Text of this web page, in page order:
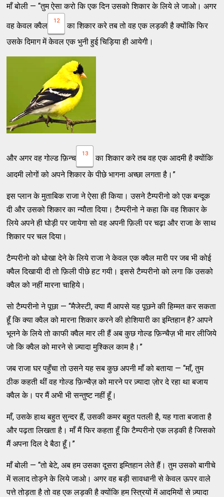
माँ बोली — “तुम ऐसा करो कि एक दिन उसको शिकार के लिये ले जाओ। अगर
वह केवल क्वैल
12
का शिकार करे तब तो वह एक लड़की है क्योंकि फिर
उसके दिमाग में केवल एक भुनी हुई चिड़िया ही आयेगी।
और अगर वह गोल्ड फ़िन्च
13
का शिकार करे तब वह एक आदमी है क्योंकि
आदमी लोगों को अपने शिकार के पीछे भागना अच्छा लगता है।”
इस प्लान के मुताबिक राजा ने ऐसा ही किया। उसने टैम्परीनो को एक बन्दूक
दी और उसको शिकार का न्यौता दिया। टैम्परीनो ने कहा कि वह शिकार के
लिये अपने ही घोड़ी पर जायेगा सो वह अपनी फ़िली पर चढ़ा और राजा के साथ
शिकार पर चल दिया।
टैम्परीनो को धोखा देने के लिये राजा ने केवल एक क्वैल मारी पर जब भी कोई
क्वैल दिखायी दी तो फ़िली पीछे हट गयी। इससे टैम्परीनो को लगा कि उसको
क्वैल को नहीं मारना चाहिये।
सो टैम्परीनो ने पूछा — “मैजेस्टी, क्या मैं आपसे यह पूछने की हिम्मत कर सकता
हूँ कि क्या क्वैल को मारना शिकार करने की होशियारी का इम्तिहान है? आपने
भूनने के लिये तो काफी क्वैल मार ली हैं अब कुछ गोल्ड फ़िन्चैज़ भी मार लीजिये
जो कि क्वैल को मारने से ज़्यादा मुश्किल काम है।”
जब राजा घर पहुँचा तो उसने यह सब कुछ अपनी माँ को बताया — “माँ, तुम
ठीक कहती थीं वह गोल्ड फ़िन्चैज़ को मारने पर ज़्यादा ज़ोर दे रहा था बजाय
क्वैल के। पर मैं अभी भी सन्तुष्ट नहीं हूँ।
माँ, उसके हाथ बहुत सुन्दर हैं, उसकी कमर बहुत पतली है, यह गाता बजाता है
और पढ़ता लिखता है। माँ मैं फिर कहता हूँ कि टैम्परीनो एक लड़की है जिसको
मैं अपना दिल दे बैठा हूँ।”
माँ बोली — “तो बेटे, अब हम उसका दूसरा इम्तिहान लेते हैं। तुम उसको बागीचे
में सलाद तोड़ने के लिये जाओ। अगर वह बड़ी सावधानी से केवल ऊपर वाले
पत्ते तोड़ता है तो वह एक लड़की है क्योंकि हम स्त्रियों में आदमियों से ज़्यादा